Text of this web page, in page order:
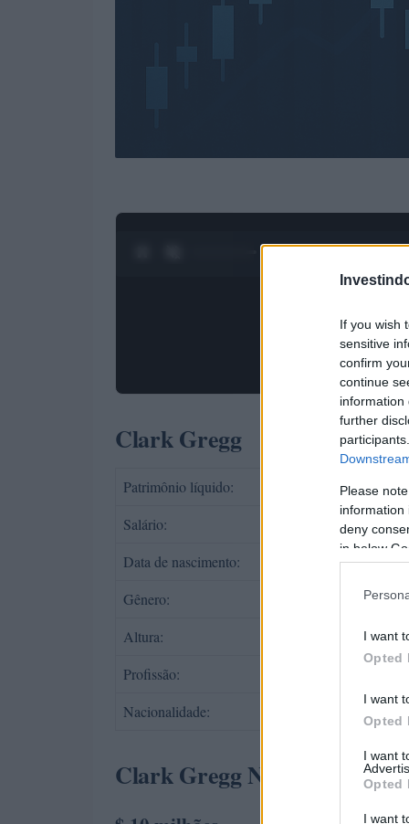
If you wish
sensitive
confirm
continue
information
further
Please
information
deny
in below
I want
Opted
I want
Opted
I want
Opted
I want
Clark Gregg
Patrimônio líquido:
$ 10 milhões
Salário:
$ 75 mil por
Data de nascimento:
2 de abril de
Gênero:
Masculino
Altura:
1,75 m (5
Profissão:
Nacionalidade:
Estados
Clark Gregg Net Worth: